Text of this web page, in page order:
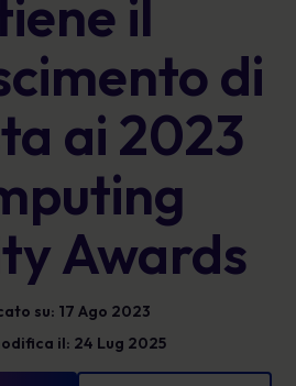
il
di
ai 2023
Awards
su: 17 Ago 2023
il: 24 Lug 2025